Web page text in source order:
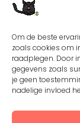
Om de beste
zoals cookies om
raadplegen. Door
gegevens zoals
je geen
nadelige invloed